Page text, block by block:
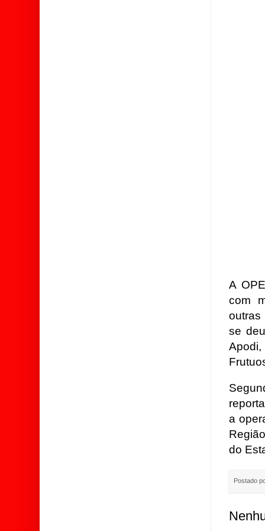
A
com
se
a
do
Postado